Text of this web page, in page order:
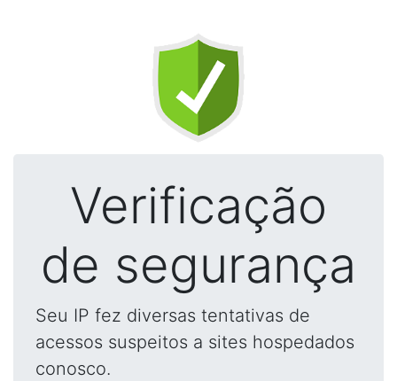
Verificação
de segurança
Seu IP fez diversas tentativas de
acessos suspeitos a sites hospedados
conosco.